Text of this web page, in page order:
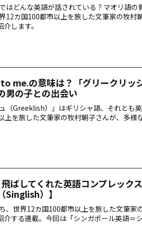
はどんな英語が話されている？マオリ語
12カ国100都市以上を旅した文筆家の牧村
します。
me.の意味は？「グリークリッ
男の子との出会い
ュ（Greeklish）」はギリシャ語、それとも
上を旅した文筆家の牧村朝子さんが、多様
ばしてくれた英語コンプレック
Singlish）】
、世界12カ国100都市以上を旅した文筆家
介する連載。今回は「シンガポール英語＝